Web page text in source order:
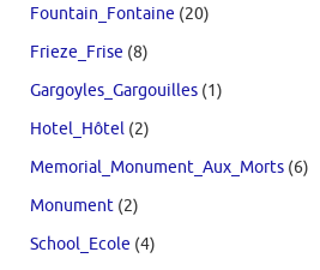
Fountain_Fontaine (20)
Frieze_Frise (8)
Gargoyles_Gargouilles (1)
Hotel_Hôtel (2)
Memorial_Monument_Aux_Morts (6)
Monument (2)
School_Ecole (4)